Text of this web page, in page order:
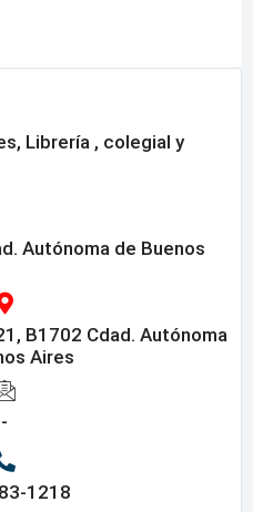
, Librería , colegial y
Autónoma de Buenos
B1702 Cdad. Autónoma
Aires
-
1218